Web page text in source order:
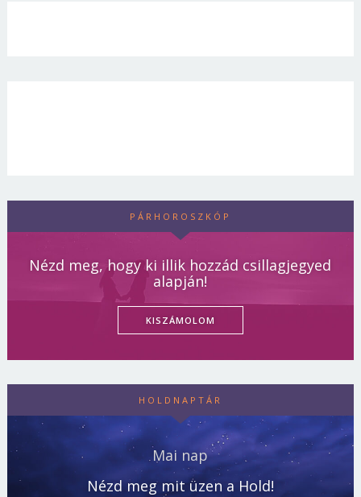
PÁRHOROSZKÓP
Nézd meg, hogy ki illik hozzád csillagjegyed
alapján!
KISZÁMOLOM
HOLDNAPTÁR
Mai nap
Nézd meg mit üzen a Hold!